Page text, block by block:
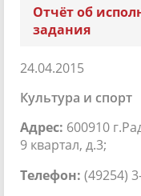
Отчёт об
задания
24.04.2015
Культура и спорт
Адрес: 600910
9 квартал, д.3;
Телефон: (49254)